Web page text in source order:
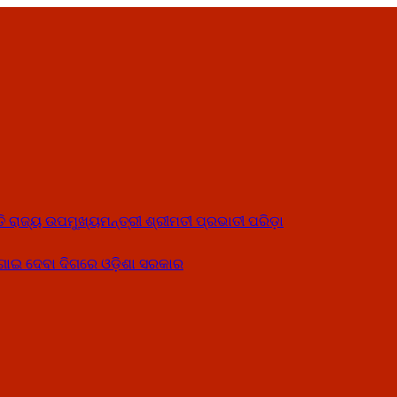
ଉପମୁଖ୍ୟମନ୍ତ୍ରୀ ଶ୍ରୀମତୀ ପ୍ରଭାତୀ ପରିଡ଼ା
ଦେବା ଦିଗରେ ଓଡ଼ିଶା ସରକାର